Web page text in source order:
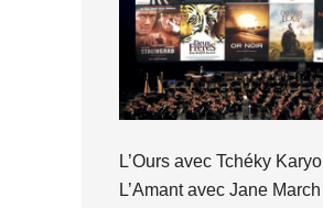
L’Ours avec Tchéky Karyo
L’Amant avec Jane March